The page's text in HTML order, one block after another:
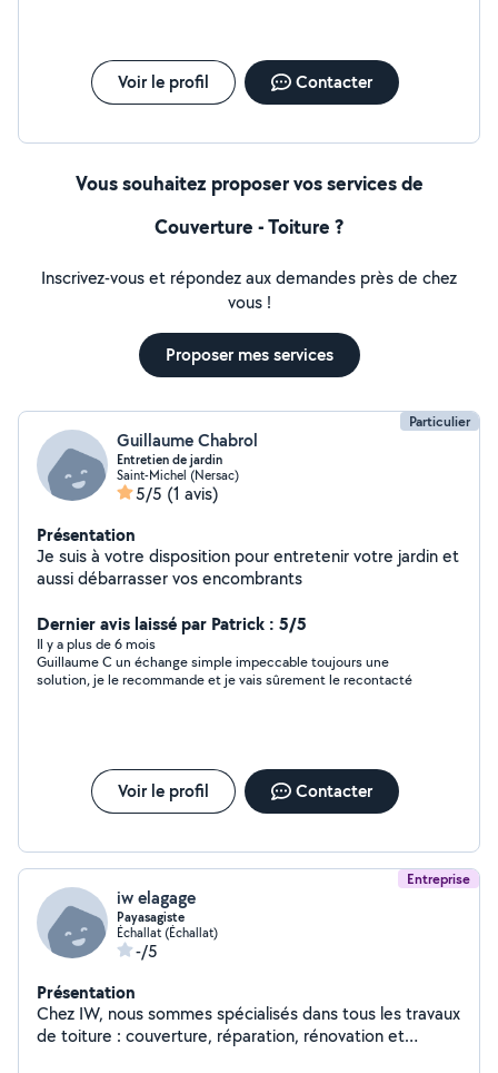
Voir le profil Contacter
Vous souhaitez proposer vos services de
Couverture - Toiture ?
Inscrivez-vous et répondez aux demandes près de chez
vous !
Proposer mes services
Particulier
Guillaume Chabrol
Entretien de jardin
Saint-Michel (Nersac)
5/5 (1 avis)
Présentation
Je suis à votre disposition pour entretenir votre jardin et
aussi débarrasser vos encombrants
Dernier avis laissé par Patrick : 5/5
Il y a plus de 6 mois
Guillaume C un échange simple impeccable toujours une
solution, je le recommande et je vais sûrement le recontacté
Voir le profil Contacter
Entreprise
iw elagage
Payasagiste
Échallat (Échallat)
-/5
Présentation
Chez IW, nous sommes spécialisés dans tous les travaux
de toiture : couverture, réparation, rénovation et